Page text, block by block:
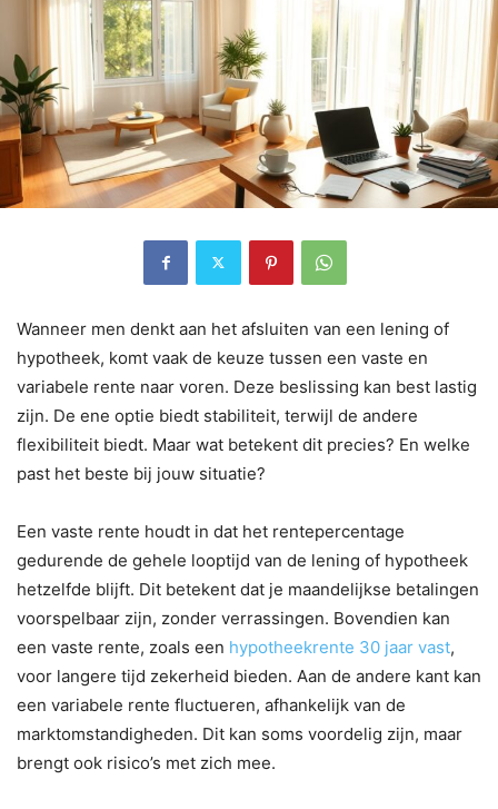
Wanneer men denkt aan het afsluiten van een lening of
hypotheek, komt vaak de keuze tussen een vaste en
variabele rente naar voren. Deze beslissing kan best lastig
zijn. De ene optie biedt stabiliteit, terwijl de andere
flexibiliteit biedt. Maar wat betekent dit precies? En welke
past het beste bij jouw situatie?
Een vaste rente houdt in dat het rentepercentage
gedurende de gehele looptijd van de lening of hypotheek
hetzelfde blijft. Dit betekent dat je maandelijkse betalingen
voorspelbaar zijn, zonder verrassingen. Bovendien kan
een vaste rente, zoals een hypotheekrente 30 jaar vast,
voor langere tijd zekerheid bieden. Aan de andere kant kan
een variabele rente fluctueren, afhankelijk van de
marktomstandigheden. Dit kan soms voordelig zijn, maar
brengt ook risico’s met zich mee.